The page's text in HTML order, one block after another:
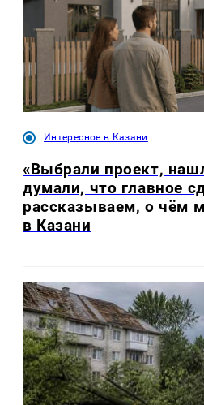
Интересное в Казани
«Выбрали проект,
думали, что главное
рассказываем, о чём
в Казани